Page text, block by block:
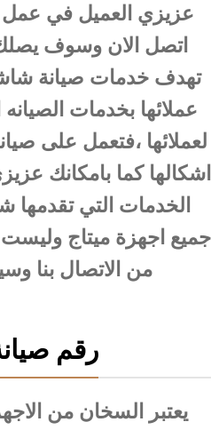
عزيزي العميل في
اتصل الان وسوف يصلك
تهدف خدمات صيانة
عملائها بخدمات الصيانه
لعملائها ،فتعمل على
اشكالها كما بامكانك
الخدمات التي تقدمها
جميع اجهزة ميتاج
من الاتصال بنا
رقم
يعتبر السخان من